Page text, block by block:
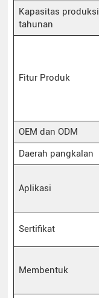
Kapasitas produksi
tahunan
Fitur Produk
OEM dan ODM
Daerah pangkalan
Aplikasi
Sertifikat
Membentuk